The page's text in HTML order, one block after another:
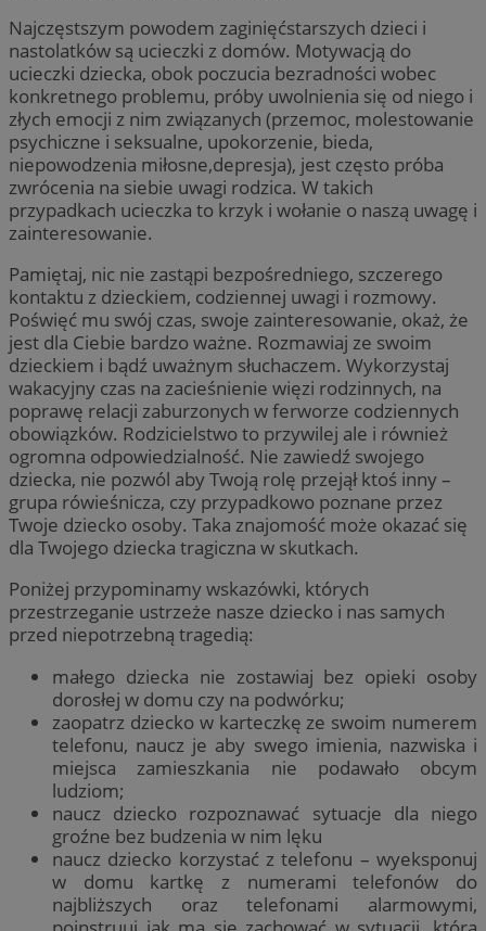
Najczęstszym powodem zaginięćstarszych dzieci i
nastolatków są ucieczki z domów. Motywacją do
ucieczki dziecka, obok poczucia bezradności wobec
konkretnego problemu, próby uwolnienia się od niego i
złych emocji z nim związanych (przemoc, molestowanie
psychiczne i seksualne, upokorzenie, bieda,
niepowodzenia miłosne,depresja), jest często próba
zwrócenia na siebie uwagi rodzica. W takich
przypadkach ucieczka to krzyk i wołanie o naszą uwagę i
zainteresowanie.
Pamiętaj, nic nie zastąpi bezpośredniego, szczerego
kontaktu z dzieckiem, codziennej uwagi i rozmowy.
Poświęć mu swój czas, swoje zainteresowanie, okaż, że
jest dla Ciebie bardzo ważne. Rozmawiaj ze swoim
dzieckiem i bądź uważnym słuchaczem. Wykorzystaj
wakacyjny czas na zacieśnienie więzi rodzinnych, na
poprawę relacji zaburzonych w ferworze codziennych
obowiązków. Rodzicielstwo to przywilej ale i również
ogromna odpowiedzialność. Nie zawiedź swojego
dziecka, nie pozwól aby Twoją rolę przejął ktoś inny –
grupa rówieśnicza, czy przypadkowo poznane przez
Twoje dziecko osoby. Taka znajomość może okazać się
dla Twojego dziecka tragiczna w skutkach.
Poniżej przypominamy wskazówki, których
przestrzeganie ustrzeże nasze dziecko i nas samych
przed niepotrzebną tragedią:
małego dziecka nie zostawiaj bez opieki osoby
dorosłej w domu czy na podwórku;
zaopatrz dziecko w karteczkę ze swoim numerem
telefonu, naucz je aby swego imienia, nazwiska i
miejsca zamieszkania nie podawało obcym
ludziom;
naucz dziecko rozpoznawać sytuacje dla niego
groźne bez budzenia w nim lęku
naucz dziecko korzystać z telefonu – wyeksponuj
w domu kartkę z numerami telefonów do
najbliższych oraz telefonami alarmowymi,